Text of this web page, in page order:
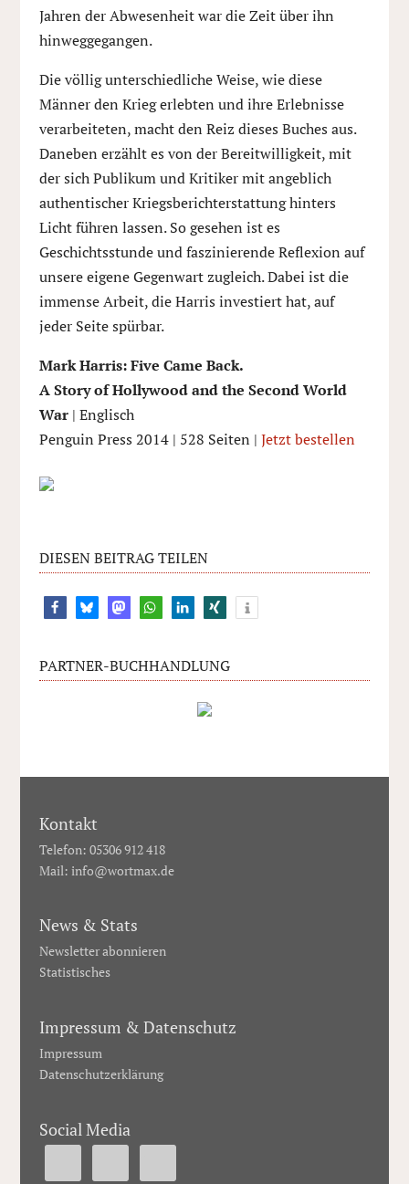
Jahren der Abwesenheit war die Zeit über ihn
hinweggegangen.
Die völlig unterschiedliche Weise, wie diese
Männer den Krieg erlebten und ihre Erlebnisse
verarbeiteten, macht den Reiz dieses Buches aus.
Daneben erzählt es von der Bereitwilligkeit, mit
der sich Publikum und Kritiker mit angeblich
authentischer Kriegsberichterstattung hinters
Licht führen lassen. So gesehen ist es
Geschichtsstunde und faszinierende Reflexion auf
unsere eigene Gegenwart zugleich. Dabei ist die
immense Arbeit, die Harris investiert hat, auf
jeder Seite spürbar.
Mark Harris: Five Came Back.
A Story of Hollywood and the Second World
War| Englisch
Penguin Press 2014 | 528 Seiten | Jetzt bestellen
DIESEN BEITRAG TEILEN
PARTNER-BUCHHANDLUNG
Kontakt
Telefon: 05306 912 418
Mail: info@wortmax.de
News & Stats
Newsletter abonnieren
Statistisches
Impressum & Datenschutz
Impressum
Datenschutzerklärung
Social Media